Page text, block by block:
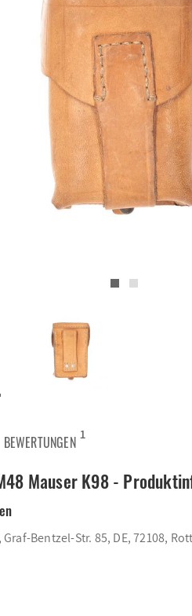
BEWERTUNGEN 1
Mauser K98 -
Graf-Bentzel-Str. 85, DE, 72108,